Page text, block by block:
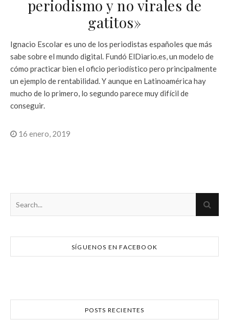
periodismo y no virales de
gatitos»
Ignacio Escolar es uno de los periodistas españoles que más
sabe sobre el mundo digital. Fundó ElDiario.es, un modelo de
cómo practicar bien el oficio periodístico pero principalmente
un ejemplo de rentabilidad. Y aunque en Latinoamérica hay
mucho de lo primero, lo segundo parece muy difícil de
conseguir.
16 enero, 2019
SÍGUENOS EN FACEBOOK
POSTS RECIENTES